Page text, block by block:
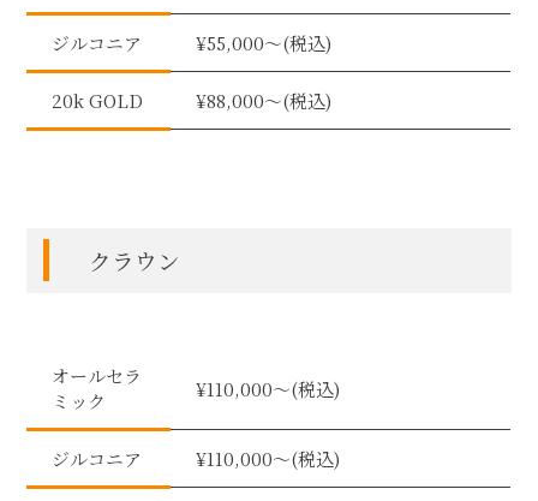
ジルコニア ¥55,000〜(税込)
20k GOLD ¥88,000〜(税込)
クラウン
オールセラ
ミック
¥110,000〜(税込)
ジルコニア ¥110,000〜(税込)